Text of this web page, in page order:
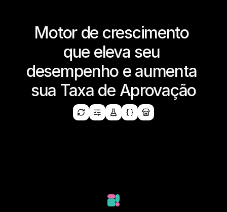
Motor de crescimento
que eleva seu
desempenho e aumenta
sua Taxa de Aprovação